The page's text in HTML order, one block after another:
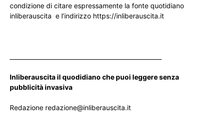
condizione di citare espressamente la fonte quotidiano
inliberauscita e l’indirizzo https://inliberauscita.it
Inliberauscita il quodidiano che puoi leggere senza
pubblicità invasiva
Redazione redazione@inliberauscita.it